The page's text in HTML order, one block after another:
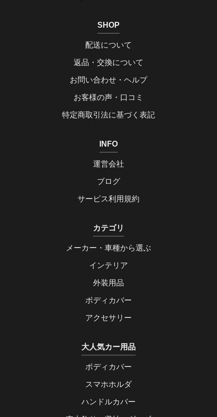
SHOP
配送について
返品・交換について
お問い合わせ・ヘルプ
お客様の声・口コミ
特定商取引法に基づく表記
INFO
運営会社
ブログ
サービス利用規約
カテゴリ
メーカー・車種から選ぶ
インテリア
外装用品
ボディカバー
アクセサリー
大人気カー用品
ボディカバー
スマホホルダ
ハンドルカバー